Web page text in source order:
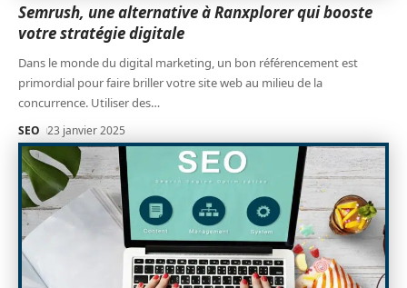
Semrush, une alternative à Ranxplorer qui booste
votre stratégie digitale
Dans le monde du digital marketing, un bon référencement est
primordial pour faire briller votre site web au milieu de la
concurrence. Utiliser des…
SEO 23 janvier 2025